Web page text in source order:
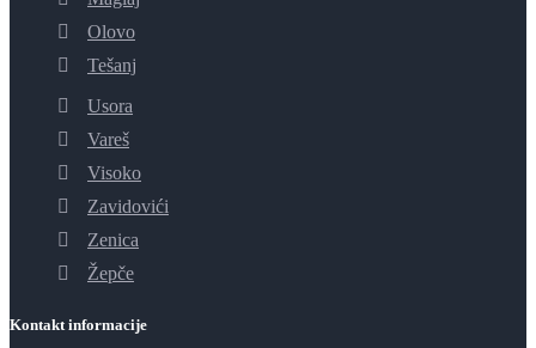
Olovo
Tešanj
Usora
Vareš
Visoko
Zavidovići
Zenica
Žepče
Kontakt informacije